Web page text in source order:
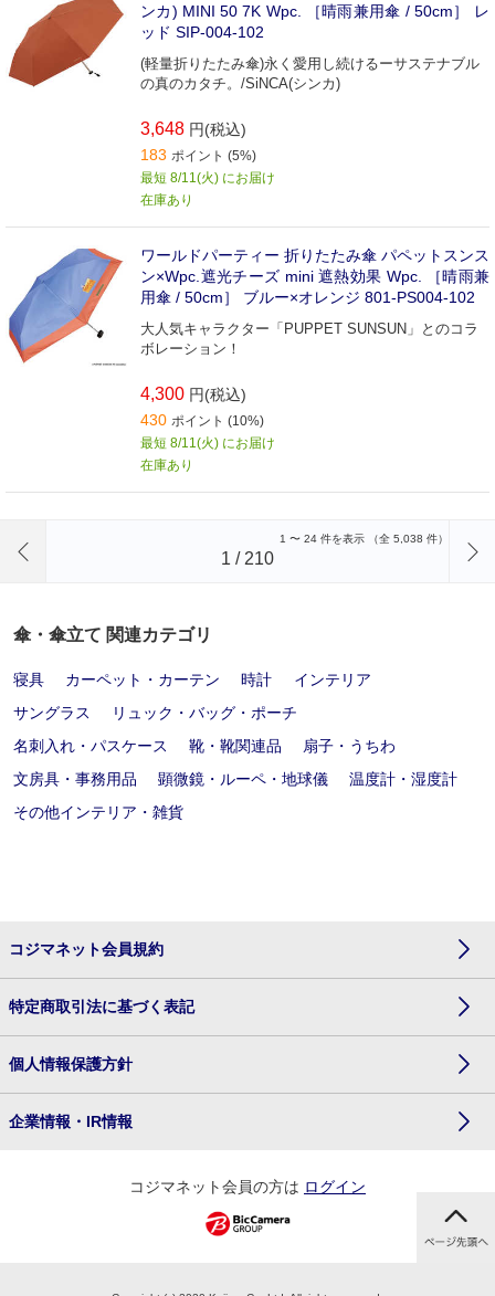
ンカ) MINI 50 7K Wpc. ［晴雨兼用傘 / 50cm］ レ
ッド SIP-004-102
(軽量折りたたみ傘)永く愛用し続けるーサステナブル
の真のカタチ。/SiNCA(シンカ)
3,648 円(税込)
183 ポイント (5%)
最短 8/11(火) にお届け
在庫あり
ワールドパーティー 折りたたみ傘 パペットスンス
ン×Wpc.遮光チーズ mini 遮熱効果 Wpc. ［晴雨兼
用傘 / 50cm］ ブルー×オレンジ 801-PS004-102
大人気キャラクター「PUPPET SUNSUN」とのコラ
ボレーション！
4,300 円(税込)
430 ポイント (10%)
最短 8/11(火) にお届け
在庫あり
1 〜 24 件を表示 （全 5,038 件）
1 / 210
傘・傘立て 関連カテゴリ
寝具 カーペット・カーテン 時計
インテリア
サングラス
リュック・バッグ・ポーチ
名刺入れ・パスケース
靴・靴関連品
扇子・うちわ
文房具・事務用品
顕微鏡・ルーペ・地球儀
温度計・湿度計
その他インテリア・雑貨
コジマネット会員規約
特定商取引法に基づく表記
個人情報保護方針
企業情報・IR情報
コジマネット会員の方は ログイン